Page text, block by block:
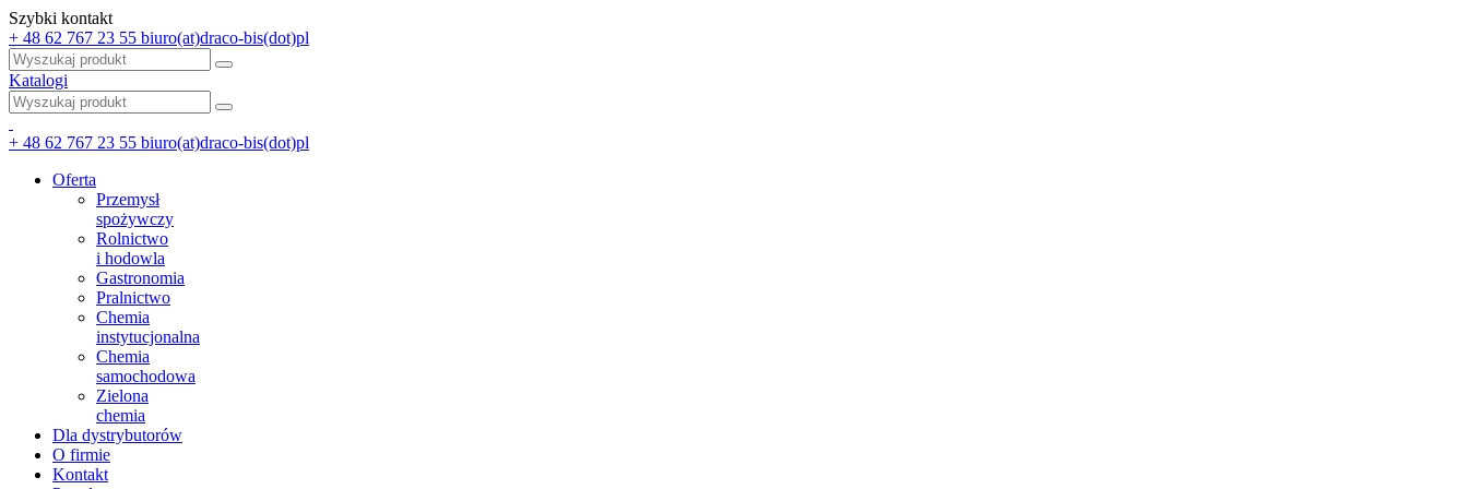
Szybki kontakt
+ 48 62 767 23 55 biuro(at)draco-bis(dot)pl
Katalogi
+ 48 62 767 23 55 biuro(at)draco-bis(dot)pl
Oferta
Przemysł
spożywczy
Rolnictwo
i hodowla
Gastronomia
Pralnictwo
Chemia
instytucjonalna
Chemia
samochodowa
Zielona
chemia
Dla dystrybutorów
O firmie
Kontakt